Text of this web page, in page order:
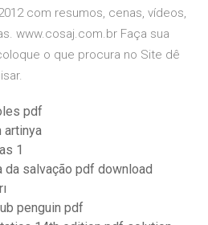
com resumos, cenas, vídeos,
www.cosaj.com.br Faça sua
o que procura no Site dê
pdf
artinya
1
da salvação pdf download
penguin pdf